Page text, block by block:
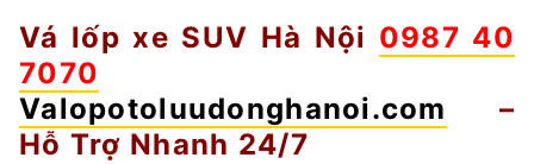
Vá lốp xe SUV Hà Nội 0987 40
7070
Valopotoluudonghanoi.com –
Hỗ Trợ Nhanh 24/7